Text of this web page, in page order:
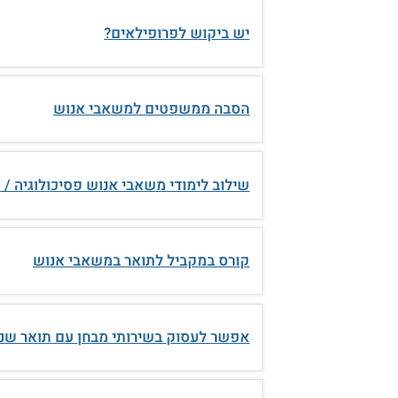
יש ביקוש לפרופילאים?
הסבה ממשפטים למשאבי אנוש
שילוב לימודי משאבי אנוש פסיכולוגיה /
קורס במקביל לתואר במשאבי אנוש
אפשר לעסוק בשירותי מבחן עם תואר שני